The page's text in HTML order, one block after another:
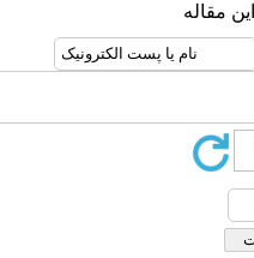
مقاله